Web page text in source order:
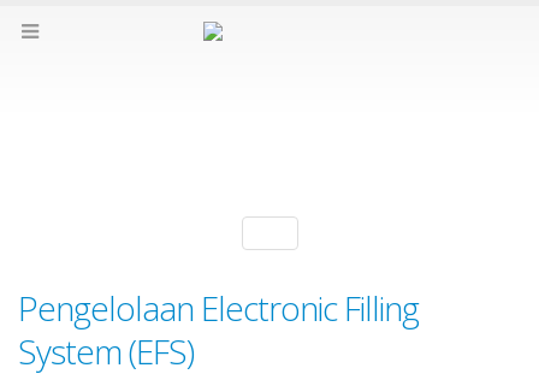
Pengelolaan Electronic Filling
System (EFS)